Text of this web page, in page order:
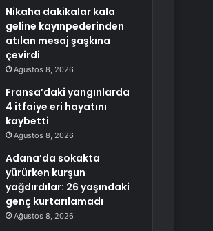
Nikaha dakikalar kala
geline kayınpederinden
atılan mesaj şaşkına
çevirdi
Ağustos 8, 2026
Fransa’daki yangınlarda
4 itfaiye eri hayatını
kaybetti
Ağustos 8, 2026
Adana’da sokakta
yürürken kurşun
yağdırdılar: 26 yaşındaki
genç kurtarılamadı
Ağustos 8, 2026